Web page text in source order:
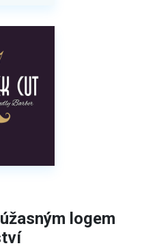
logem